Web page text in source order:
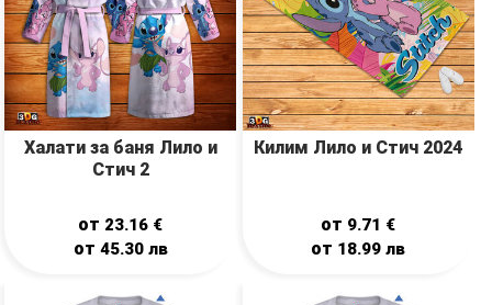
Халати за баня Лило и
Стич 2
от 23.16 €
от 45.30 лв
Килим Лило и Стич 2024
от 9.71 €
от 18.99лв